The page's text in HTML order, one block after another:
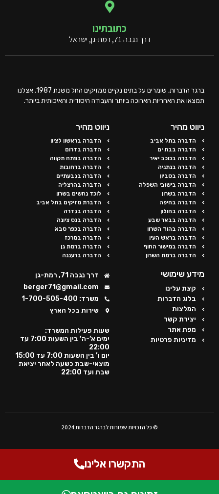
כתובתינו
דרך נגבה 71, רמת-גן, ישראל
ברגר הדברות, שומרים על בתים נקיים ממזיקים החל משנת 1987. אצלנו
תמצאו את האחריות הארוכה ביותר והעבודה היסודית והאיכותית ביותר.
ניווט מהיר
הדברה בתל אביב
הדברה בבת ים
הדברה בכוכב יאיר
הדברה בנתניה
הדברה בסביון
הדברה בישובי השפלה
הדברה בשרון
הדברה בחיפה
הדברה בחולון
הדברה בבאר שבע
הדברה בהוד השרון
הדברה בראש העין
הדברה במישור החוף
הדברה ברמת השרון
ניווט מהיר
הדברה בראשון לציון
הדברה בדרום
הדברה בפתח תקווה
הדברה ברחובות
הדברה בגבעתיים
הדברה בהרצליה
לוכד נחשים בשרון
הדברת מזיקים בתל אביב
הדברה בגדרה
הדברה בנס ציונה
הדברה בכפר סבא
הדברה במרכז
הדברה ברמת גן
הדברה ברעננה
מידע שימושי
קצת עלינו
בלוג הדברות
המלצות
יצירת קשר
מפת אתר
מדיניות פרטיות
דרך נגבה 71, רמת-גן
berger71@gmail.com
משרד: 1-700-505-400
שירות בכל הארץ
שעות פעילות המשרד:
ימים א’-ה’ בין השעות 7:00 עד
22:00
יום ו’ בין השעות 7:00 עד 15:00
מוצאי-שבת כשעה לאחר יציאת
שבת ועד 22:00
© כל הזכויות שמורות לברגר הדברות 2024
התקשרו אלינו